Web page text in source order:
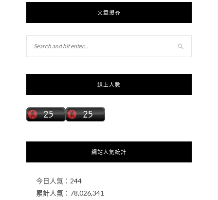
文章搜尋
線上人數
網站人氣統計
今日人氣： 244
累計人氣： 78,026,341